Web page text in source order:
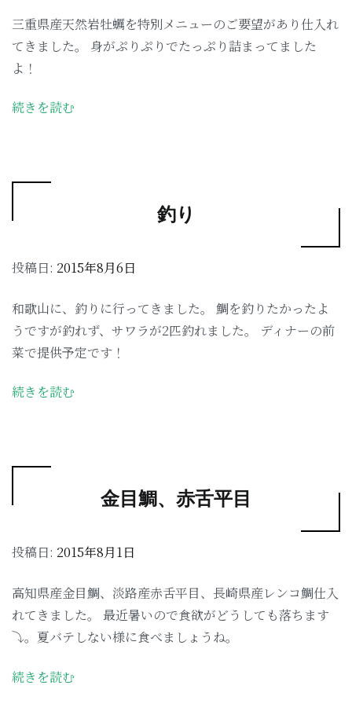
三重県産天然岩牡蠣を特別メニューのご要望があり仕入れ
てきました。 身がぷりぷりでたっぷり詰まってました
よ！
続きを読む
釣り
投稿日: 2015年8月6日
和歌山に、釣りに行ってきました。 鯛を釣りたかったよ
うですが釣れず、サワラが2匹釣れました。 ディナーの前
菜で提供予定です！
続きを読む
金目鯛、赤舌平目
投稿日: 2015年8月1日
高知県産金目鯛、淡路産赤舌平目、長崎県産レンコ鯛仕入
れてきました。 最近暑いので食欲がどうしても落ちます
⤵︎。夏バテしない様に食べましょうね。
続きを読む